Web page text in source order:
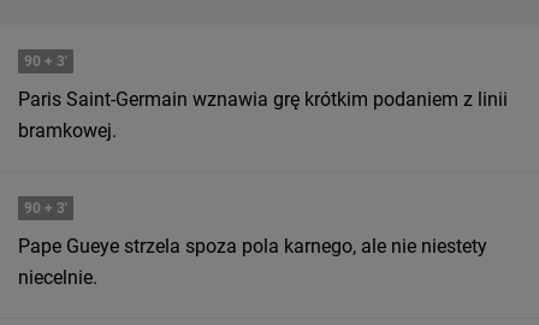
90 + 3'
Paris Saint-Germain wznawia grę krótkim podaniem z linii
bramkowej.
90 + 3'
Pape Gueye strzela spoza pola karnego, ale nie niestety
niecelnie.